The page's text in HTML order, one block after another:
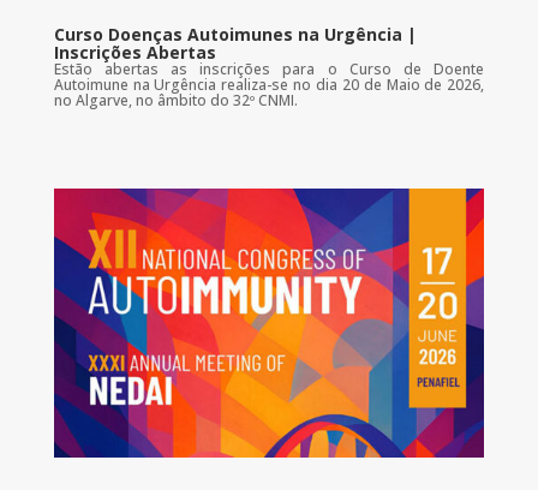
Curso Doenças Autoimunes na Urgência |
Inscrições Abertas
Estão abertas as inscrições para o Curso de Doente
Autoimune na Urgência realiza-se no dia 20 de Maio de 2026,
no Algarve, no âmbito do 32º CNMI.